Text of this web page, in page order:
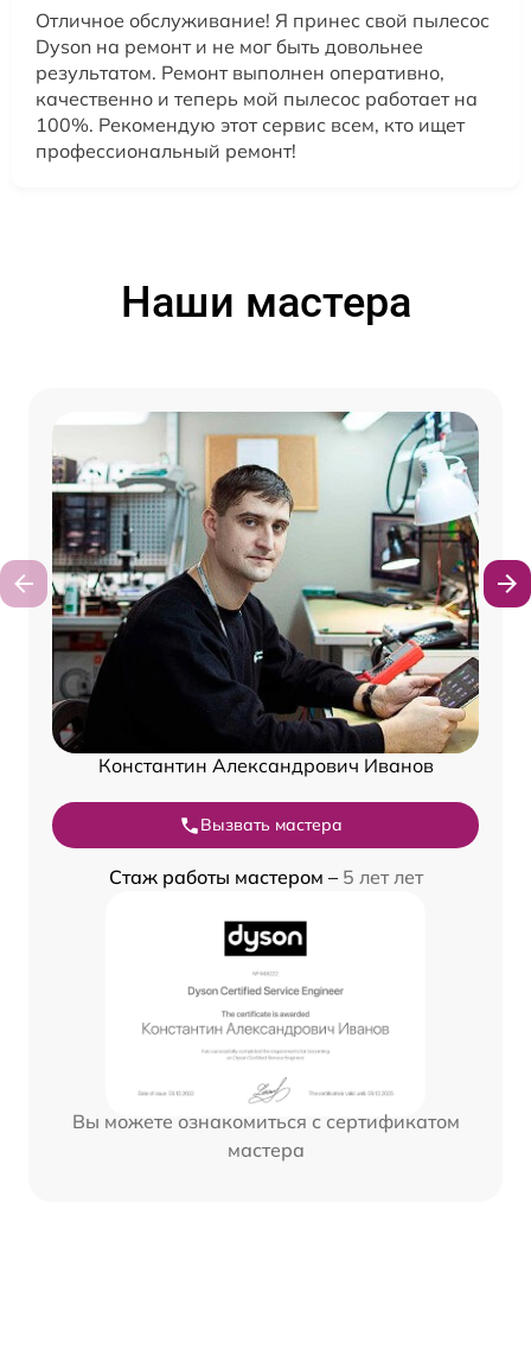
Отличное обслуживание! Я принес свой пылесос
Dyson на ремонт и не мог быть довольнее
результатом. Ремонт выполнен оперативно,
качественно и теперь мой пылесос работает на
100%. Рекомендую этот сервис всем, кто ищет
профессиональный ремонт!
Наши мастера
Константин Александрович Иванов
Вызвать мастера
Стаж работы мастером – 5 лет лет
Вы можете ознакомиться с сертификатом
мастера